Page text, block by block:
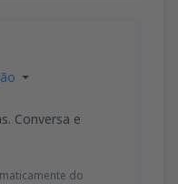
Conversa e
do